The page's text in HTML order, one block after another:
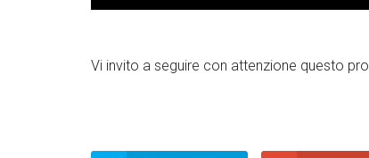
Vi invito a seguire con attenzione questo